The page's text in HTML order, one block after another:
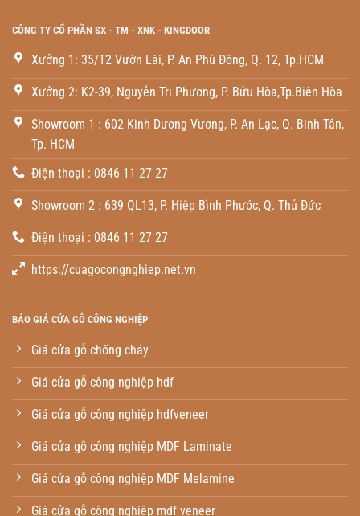
CÔNG TY CỔ PHẦN SX - TM - XNK - KINGDOOR
Xưởng 1: 35/T2 Vườn Lài, P. An Phú Đông, Q. 12, Tp.HCM
Xưởng 2: K2-39, Nguyễn Tri Phương, P. Bửu Hòa,Tp.Biên Hòa
Showroom 1 : 602 Kinh Dương Vương, P. An Lạc, Q. Binh Tân,
Tp. HCM
Điện thoại : 0846 11 27 27
Showroom 2 : 639 QL13, P. Hiệp Bình Phước, Q. Thủ Đức
Điện thoại : 0846 11 27 27
https://cuagocongnghiep.net.vn
BÁO GIÁ CỬA GỖ CÔNG NGHIỆP
Giá cửa gỗ chống cháy
Giá cửa gỗ công nghiệp hdf
Giá cửa gỗ công nghiệp hdfveneer
Giá cửa gỗ công nghiệp MDF Laminate
Giá cửa gỗ công nghiệp MDF Melamine
Giá cửa gỗ công nghiệp mdf veneer